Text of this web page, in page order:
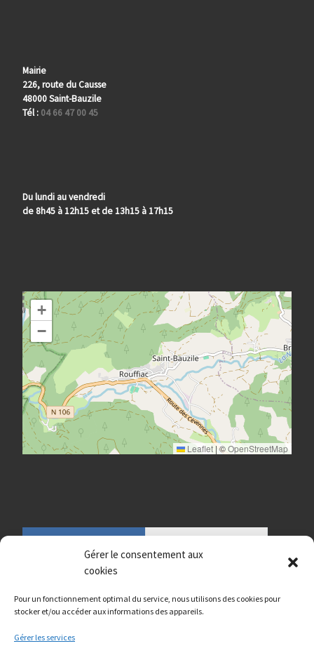
Gérer le consentement aux
cookies
Pour un fonctionnement optimal du service, nous utilisons des cookies pour
stocker et/ou accéder aux informations des appareils.
Gérer les services
Mairie
226, route du Causse
48000 Saint-Bauzile
Tél : 04 66 47 00 45
Du lundi au vendredi
de 8h45 à 12h15 et de 13h15 à 17h15
+
−
Leaflet |©OpenStreetMap